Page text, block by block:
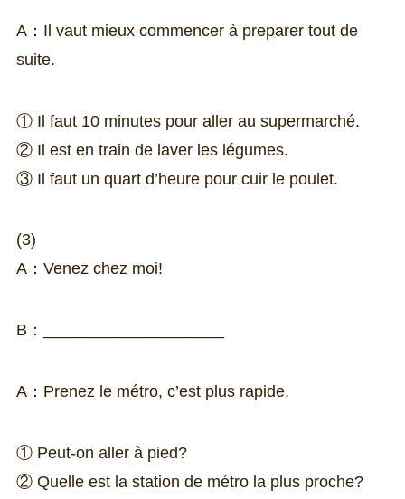
A：Il vaut mieux commencer à preparer tout de
suite.
① Il faut 10 minutes pour aller au supermarché.
② Il est en train de laver les légumes.
③ Il faut un quart d’heure pour cuir le poulet.
(3)
A：Venez chez moi!
B：____________________
A：Prenez le métro, c’est plus rapide.
① Peut-on aller à pied?
② Quelle est la station de métro la plus proche?